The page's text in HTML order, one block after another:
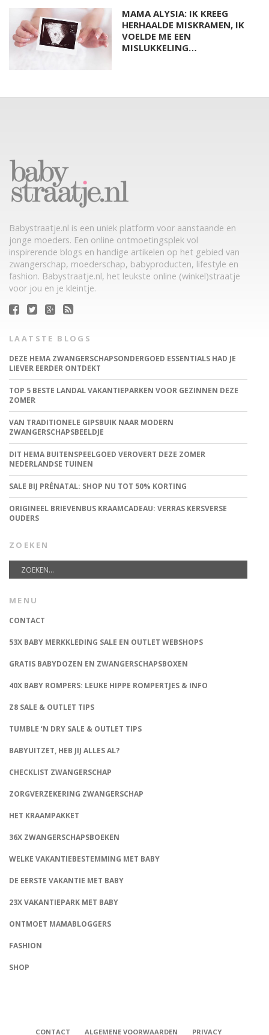
MAMA ALYSIA: IK KREEG
HERHAALDE MISKRAMEN, IK
VOELDE ME EEN
MISLUKKELING…
Babystraatje.nl is een uniek platform voor aanstaande en
jonge moeders. Een online ontmoetingsplek vol
inspirerende blogs en handige artikelen op het gebied van
zwangerschap, moederschap, babyproducten, lifestyle en
fashion. Babystraatje.nl, het leukste online (winkel)straatje
voor jou en je kleintje.
LAATSTE BLOGS
DEZE HEMA ZWANGERSCHAPSONDERGOED ESSENTIALS HAD JE
LIEVER EERDER ONTDEKT
TOP 5 BESTE LANDAL VAKANTIEPARKEN VOOR GEZINNEN DEZE
ZOMER
VAN TRADITIONELE GIPSBUIK NAAR MODERN
ZWANGERSCHAPSBEELDJE
DIT HEMA BUITENSPEELGOED VEROVERT DEZE ZOMER
NEDERLANDSE TUINEN
SALE BIJ PRÉNATAL: SHOP NU TOT 50% KORTING
ORIGINEEL BRIEVENBUS KRAAMCADEAU: VERRAS KERSVERSE
OUDERS
ZOEKEN
MENU
CONTACT
53X BABY MERKKLEDING SALE EN OUTLET WEBSHOPS
GRATIS BABYDOZEN EN ZWANGERSCHAPSBOXEN
40X BABY ROMPERS: LEUKE HIPPE ROMPERTJES & INFO
Z8 SALE & OUTLET TIPS
TUMBLE ‘N DRY SALE & OUTLET TIPS
BABYUITZET, HEB JIJ ALLES AL?
CHECKLIST ZWANGERSCHAP
ZORGVERZEKERING ZWANGERSCHAP
HET KRAAMPAKKET
36X ZWANGERSCHAPSBOEKEN
WELKE VAKANTIEBESTEMMING MET BABY
DE EERSTE VAKANTIE MET BABY
23X VAKANTIEPARK MET BABY
ONTMOET MAMABLOGGERS
FASHION
SHOP
CONTACT ALGEMENE VOORWAARDEN PRIVACY